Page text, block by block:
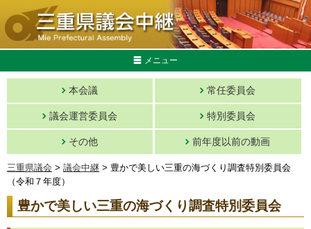
メニュー
本会議 常任委員会
議会運営委員会 特別委員会
その他 前年度以前の動画
三重県議会 > 議会中継 > 豊かで美しい三重の海づくり調査特別委員会
（令和７年度）
豊かで美しい三重の海づくり調査特別委員会